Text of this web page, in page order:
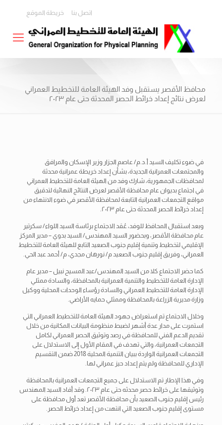
اتصل بنا خريطة الموقع
محافظ الأقصر يستقبل وفد الهيئة العامة للتخطيط العمراني
لعرض نتائج إعداد خرائط الحصر المحدثة حتى عام ٢٠٢٣
في ضوء تكليف السيد أ.د.م/ عاصم الجزار وزير الإسكان والمرافق
والمجتمعات العمرانية الجديدة، بشأن إعداد خريطة عمرانية محدثة
لمحافظات الجمهورية، شارك وفد من الهيئة العامة للتخطيط العمراني
في اجتماع بديوان عام محافظة الأقصر لعرض النتائج النهائية لتدقيق
مواقع التجمعات العمرانية التابعة لمحافظة الأقصر في ضوء الانتهاء من
إعداد خرائط الحصر المحدثة حتى عام ٢٠٢٣.
وبعد استقبال المحافظللوفد، عُقد الاجتماع برئاسة السيد اللواء/ سكرتير
عام محافظة الأقصر، وبحضور السيد المهندس/ السيد بدوي – مدير المركز
الإقليمي لتخطيط وتنمية إقليم جنوب الصعيد التابع للهيئة العامة للتخطيط
العمراني، وفريق إقليم جنوب الصعيد م/ نورهان مجدي، م/ أحمد عبد الحي.
كما حضر الاجتماع كلا من السيد المهندس/عبد المسيح نبيل – مدير عام
الإدارة العامة للتخطيط والتنمية العمرانية بالمحافظة، والسادة ممثلي
الإدارة العامة للتخطيط العمراني والسادة رؤساء الوحدات المحلية ووكيل
وزارة مديرية الزراعة بالمحافظة وممثلي حمايه الأراضي.
وخلال الاجتماع تم استعراض جهود الهيئة العامة للتخطيط العمراني التي
استمرت على مدار عدة أشهر لضبط منظومة البيانات المكانية من خلال
تقديم الدعم الفني للمحافظة في رصد وتوثيق الحصر العمراني لكامل
التجمعات العمرانية، والتي تهدف في المقام الأول إلى الاستدلال على
التجمعات العمرانية الواردة ببيان التنمية المحلية 2018 ضمن التقسيم
الإداري للمحافظة ولم يتم إعداد حيز عمراني لها.
وفي هذا الإطار تم الاستدلال على جميع التجمعات العمرانية بالمحافظة
وتوثيقها على خرائط حصر محدثه حتى عام ٢٠٢٣. وقد أفاد السيد المهندس
رئيس إقليم جنوب الصعيد بأن محافظة الأقصر تعد أول محافظة على
مستوى إقليم جنوب الصعيد التي انتهت من إعداد خرائط الحصر.